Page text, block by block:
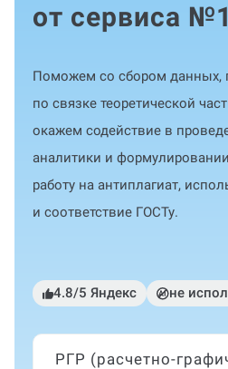
от сервиса №1
Поможем со сбором данных,
по связке теоретической
окажем содействие в
аналитики и
работу на антиплагиат,
и соответствие ГОСТу.
4.8/5 Яндекс не
РГР (расчетно-